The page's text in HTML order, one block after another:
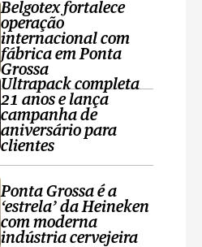
Belgotex fortalece
operação
internacional com
fábrica em Ponta
Grossa
Ultrapack completa
21 anos e lança
campanha de
aniversário para
clientes
Ponta Grossa é a
‘estrela’ da Heineken
com moderna
indústria cervejeira